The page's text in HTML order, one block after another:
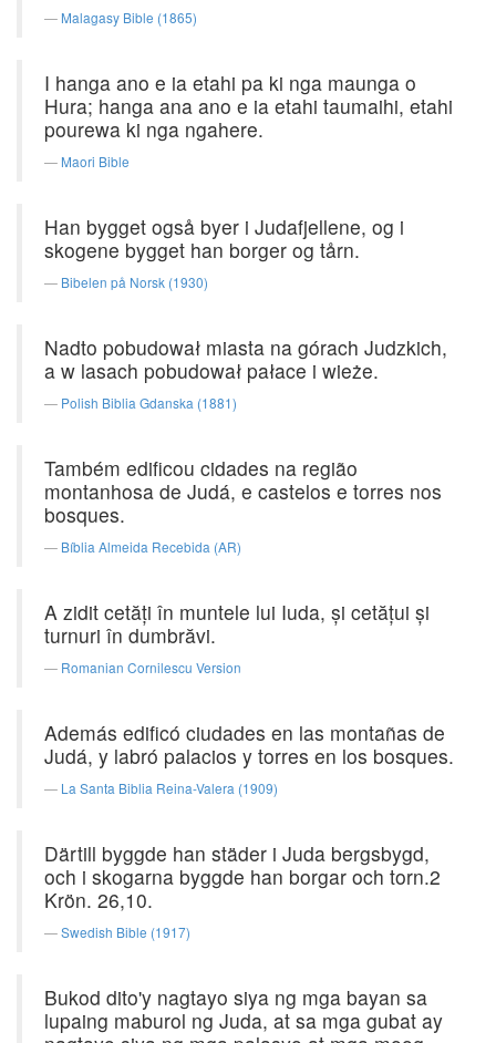
Malagasy Bible (1865)
I hanga ano e ia etahi pa ki nga maunga o
Hura; hanga ana ano e ia etahi taumaihi, etahi
pourewa ki nga ngahere.
Maori Bible
Han bygget også byer i Judafjellene, og i
skogene bygget han borger og tårn.
Bibelen på Norsk (1930)
Nadto pobudował miasta na górach Judzkich,
a w lasach pobudował pałace i wieże.
Polish Biblia Gdanska (1881)
Também edificou cidades na região
montanhosa de Judá, e castelos e torres nos
bosques.
Bíblia Almeida Recebida (AR)
A zidit cetăţi în muntele lui Iuda, şi cetăţui şi
turnuri în dumbrăvi.
Romanian Cornilescu Version
Además edificó ciudades en las montañas de
Judá, y labró palacios y torres en los bosques.
La Santa Biblia Reina-Valera (1909)
Därtill byggde han städer i Juda bergsbygd,
och i skogarna byggde han borgar och torn.2
Krön. 26,10.
Swedish Bible (1917)
Bukod dito'y nagtayo siya ng mga bayan sa
lupaing maburol ng Juda, at sa mga gubat ay